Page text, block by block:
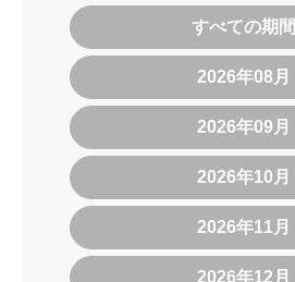
すべての期間
2026年08月
2026年09月
2026年10月
2026年11月
2026年12月